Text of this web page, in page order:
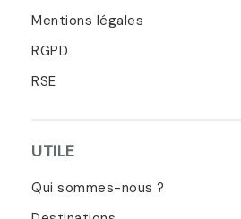
Mentions légales
RGPD
RSE
UTILE
Qui sommes-nous ?